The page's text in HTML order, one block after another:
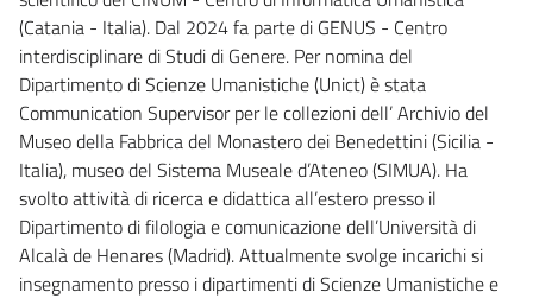
(Catania - Italia). Dal 2024 fa parte di GENUS - Centro
interdisciplinare di Studi di Genere. Per nomina del
Dipartimento di Scienze Umanistiche (Unict) è stata
Communication Supervisor per le collezioni dell’ Archivio del
Museo della Fabbrica del Monastero dei Benedettini (Sicilia -
Italia), museo del Sistema Museale d’Ateneo (SIMUA). Ha
svolto attività di ricerca e didattica all’estero presso il
Dipartimento di filologia e comunicazione dell’Università di
Alcalà de Henares (Madrid). Attualmente svolge incarichi si
insegnamento presso i dipartimenti di Scienze Umanistiche e